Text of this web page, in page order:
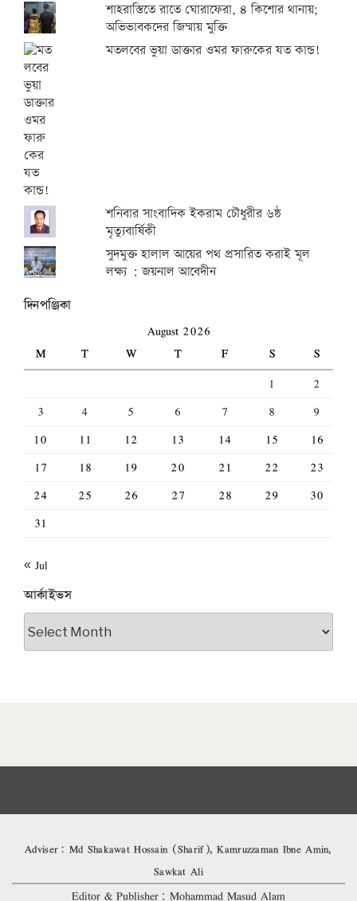
শাহরাস্তিতে রাতে ঘোরাফেরা, ৪ কিশোর থানায়;
অভিভাবকদের জিম্মায় মুক্তি
মতলবের ভুয়া ডাক্তার ওমর ফারুকের যত কান্ড!
শনিবার সাংবাদিক ইকরাম চৌধুরীর ৬ষ্ঠ
মৃত্যুবার্ষিকী
সুদমুক্ত হালাল আয়ের পথ প্রসারিত করাই মূল
লক্ষ্য : জয়নাল আবেদীন
দিনপঞ্জিকা
August 2026
M
T W T F S
S
1
2
3
4 5 6 7 8
9
10
11 12 13 14 15
16
17
18 19 20 21 22
23
24
25 26 27 28 29
30
31
« Jul
আর্কাইভস
আর্কাইভস
Adviser: Md Shakawat Hossain (Sharif), Kamruzzaman Ibne Amin,
Sawkat Ali
Editor & Publisher: Mohammad Masud Alam